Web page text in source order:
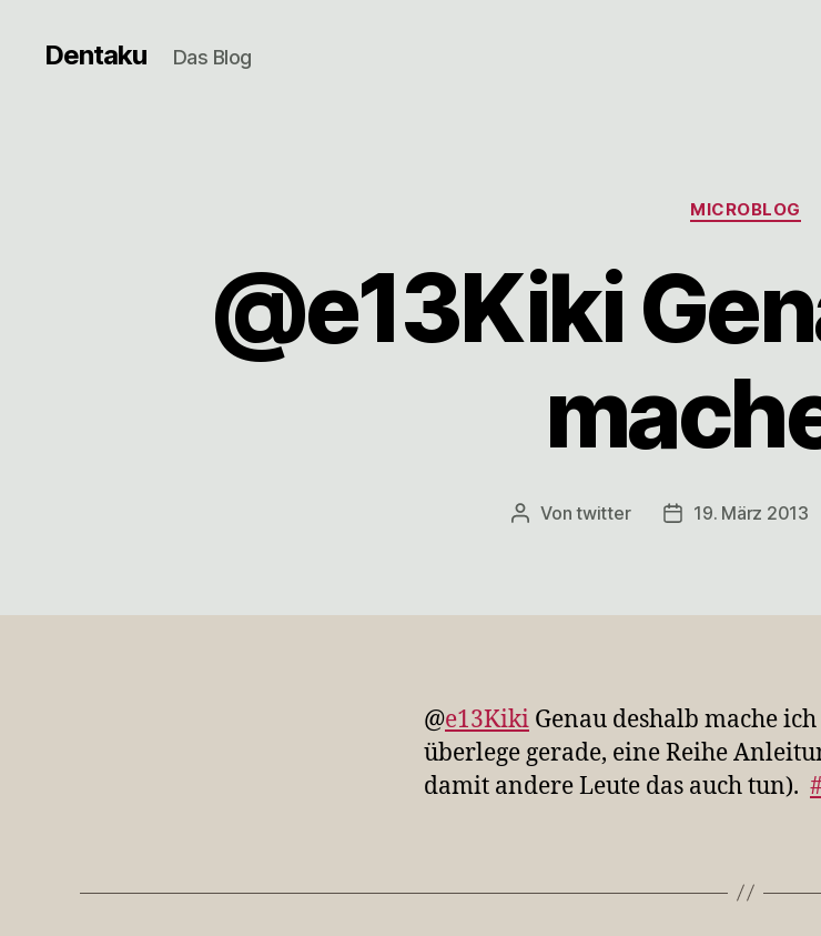
Dentaku Das Blog
MICROBLOG
@e13Kiki
Beitragsautor
Vontwitter 19. März 2013
@e13Kiki Genau deshalb mache
überlege gerade, eine Reihe
damit andere Leute das auch tun).